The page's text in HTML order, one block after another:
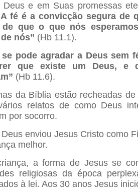
e em Suas promessas
fé é a convicção segura de
de que o que nós
nós” (Hb 11.1).
se pode agradar a Deus sem
que existe um Deus, e
(Hb 11.6).
da Bíblia estão recheadas
relatos de como Deus
por socorro.
enviou Jesus Cristo como
melhor.
a forma de Jesus se
religiosas da época
à lei. Aos 30 anos Jesus